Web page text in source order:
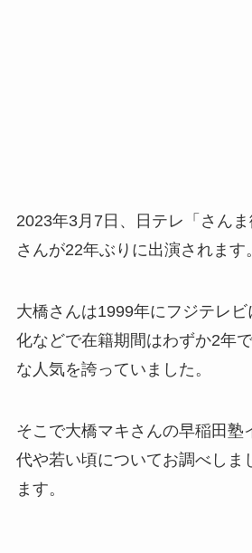
2023年3月7日、日テレ「さん
さんが22年ぶりに出演されます。
大橋さんは1999年にフジテレ
化などで在籍期間はわずか2年
な人気を誇っていました。
そこで大橋マキさんの早稲田塾
代や若い頃についてお調べしま
ます。